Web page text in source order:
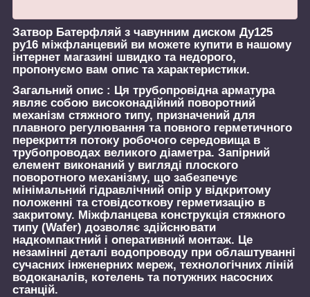
Затвор Батерфляй з чавунним диском Ду125
ру16 міжфланцевий ви можете купити в нашому
інтернет магазині швидко та недорого,
пропонуємо вам опис та характеристики.
Загальний опис : Ця трубопровідна арматура
являє собою високонадійний поворотний
механізм стяжного типу, призначений для
плавного регулювання та повного герметичного
перекриття потоку робочого середовища в
трубопроводах великого діаметра. Запірний
елемент виконаний у вигляді плоского
поворотного механізму, що забезпечує
мінімальний гідравлічний опір у відкритому
положенні та стовідсоткову герметизацію в
закритому. Міжфланцева конструкція стяжного
типу (Wafer) дозволяє здійснювати
надкомпактний і оперативний монтаж. Це
незамінні деталі водопроводу при облаштуванні
сучасних інженерних мереж, технологічних ліній
водоканалів, котелень та потужних насосних
станцій.